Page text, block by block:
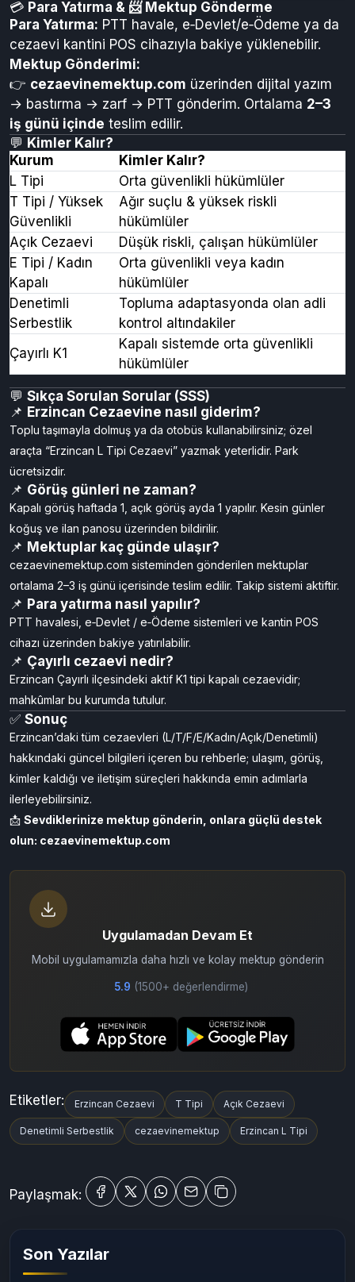
Açık Görüş:Ayda 1 (10:00–15:00), fiziki sohbet ve
sarılmaya izin verilir.
Avukat Görüşü:Hafta içi mesai saatlerinde, kimlik +
avukat kartı ile randevusuz yapılabilir.
💳 Para Yatırma & 📨 Mektup Gönderme
Para Yatırma: PTT havale, e‑Devlet/e‑Ödeme ya da
cezaevi kantini POS cihazıyla bakiye yüklenebilir.
Mektup Gönderimi:
👉cezaevinemektup.comüzerinden dijital yazım
→ bastırma → zarf → PTT gönderim. Ortalama
iş günü içinde teslim edilir.
💬Kimler Kalır?
Kurum
Kimler Kalır?
L Tipi
Orta güvenlikli hükümlüler
T Tipi / Yüksek
Güvenlikli
Ağır suçlu & yüksek riskli
hükümlüler
Açık Cezaevi
Düşük riskli, çalışan hükümlüler
Kapalı
Orta güvenlikli veya kadın
hükümlüler
Serbestlik
kontrol altındakiler
Çayırlı K1
Kapalı sistemde orta güvenlikli
hükümlüler
💬Sıkça Sorulan Sorular (SSS)
📌 Erzincan Cezaevine nasıl giderim?
Toplu taşımayla dolmuş ya da otobüs kullanabilirsiniz; özel
araçta “Erzincan L Tipi Cezaevi” yazmak yeterlidir. Park
ücretsizdir.
📌Görüş günleri ne zaman?
Kapalı görüş haftada 1, açık görüş ayda 1 yapılır. Kesin günler
koğuş ve ilan panosu üzerinden bildirilir.
📌 Mektuplar kaç günde ulaşır?
cezaevinemektup.com sisteminden gönderilen mektuplar
ortalama 2–3 iş günü içerisinde teslim edilir. Takip sistemi aktiftir.
📌Para yatırma nasıl yapılır?
PTT havalesi, e‑Devlet / e‑Ödeme sistemleri ve kantin POS
cihazı üzerinden bakiye yatırılabilir.
📌Çayırlı cezaevi nedir?
Erzincan Çayırlı ilçesindeki aktif K1 tipi kapalı cezaevidir;
mahkûmlar bu kurumda tutulur.
✅Sonuç
Erzincan’daki tüm cezaevleri (L/T/F/E/Kadın/Açık/Denetimli)
hakkındaki güncel bilgileri içeren bu rehberle; ulaşım, görüş,
ilerleyebilirsiniz.
Sevdiklerinize mektup gönderin, onlara güçlü destek
olun: cezaevinemektup.com
Uygulamadan Devam Et
Mobil uygulamamızla daha hızlı ve kolay mektup gönderin
Erzincan Cezaevi T Tipi Açık Cezaevi
Denetimli Serbestlik cezaevinemektup
Paylaşmak: